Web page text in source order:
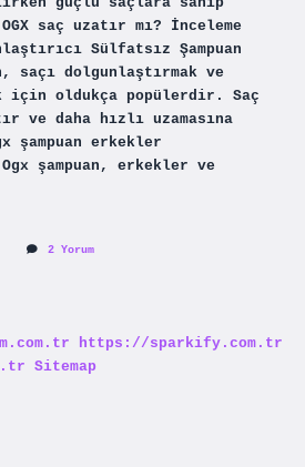
saç uzatır mı? İnceleme
Sülfatsız Şampuan
saçı dolgunlaştırmak ve
için oldukça popülerdir. Saç
ve daha hızlı uzamasına
şampuan erkekler
şampuan, erkekler ve
2 Yorum
https://sparkify.com.tr
Sitemap